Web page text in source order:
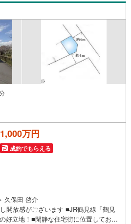
1,000万円
成約でもらえる
久保田 啓介
開放感がございます ■JR鶴見線「鶴見
好立地！■閑静な住宅街に位置しており